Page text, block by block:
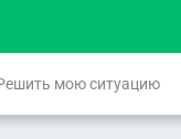
мою ситуацию